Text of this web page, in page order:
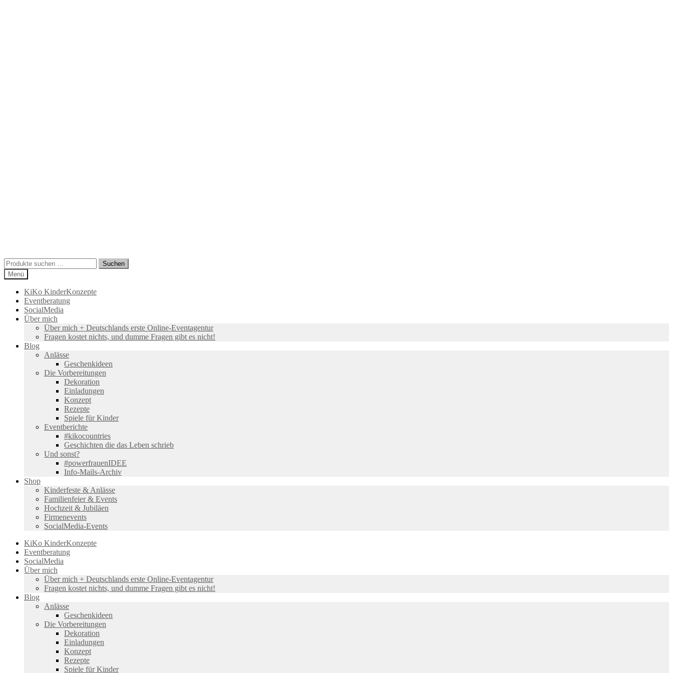
Suchen
nach:
Suchen
Menü
KiKo KinderKonzepte
Eventberatung
SocialMedia
Über mich
Über mich + Deutschlands erste Online-Eventagentur
Fragen kostet nichts, und dumme Fragen gibt es nicht!
Blog
Anlässe
Geschenkideen
Die Vorbereitungen
Dekoration
Einladungen
Konzept
Rezepte
Spiele für Kinder
Eventberichte
#kikocountries
Geschichten die das Leben schrieb
Und sonst?
#powerfrauenIDEE
Info-Mails-Archiv
Shop
Kinderfeste & Anlässe
Familienfeier & Events
Hochzeit & Jubiläen
Firmenevents
SocialMedia-Events
KiKo KinderKonzepte
Eventberatung
SocialMedia
Über mich
Über mich + Deutschlands erste Online-Eventagentur
Fragen kostet nichts, und dumme Fragen gibt es nicht!
Blog
Anlässe
Geschenkideen
Die Vorbereitungen
Dekoration
Einladungen
Konzept
Rezepte
Spiele für Kinder